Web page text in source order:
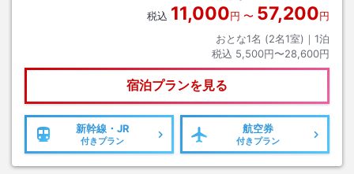
税込 11,000円 〜 57,200円
おとな1名 (2名1室)｜ 1泊
税込 5,500円〜28,600円
宿泊プランを見る
新幹線・JR
付きプラン
航空券
付きプラン